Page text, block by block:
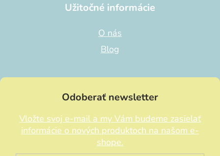
Užitočné informácie
O nás
Blog
Odoberať newsletter
Vložte svoj e-mail a my Vám budeme zasielať
informácie o nových produktoch na našom e-
shope.